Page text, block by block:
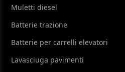
Muletti diesel
Batterie trazione
Batterie per carrelli elevatori
Lavasciuga pavimenti